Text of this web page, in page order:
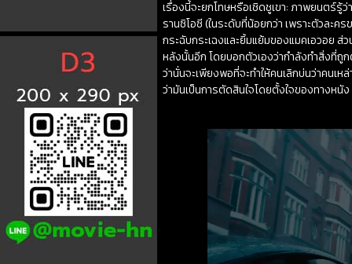
เรื่องนี้จะยกโทษหรือเชิดชูเขา: ภาพยนตร์รู้
รานซิโอซี (ในระดับที่น้อยกว่า เพราะตัวละ
กระฉับกระเฉงและยิ้มแย้มของแมคเอวอย ส่
หลังนั้นอีก โดยบอกตัวเองว่ากำลังทำสิ่งที่ถู
ว่านั่นจะเพียงพอที่จะทำให้คนเลิกบ่นว่าคนเ
ว่ามันเป็นการตัดสินใจโดยตั้งใจของทางห